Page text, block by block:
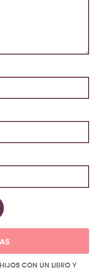
CON UN LIBRO Y